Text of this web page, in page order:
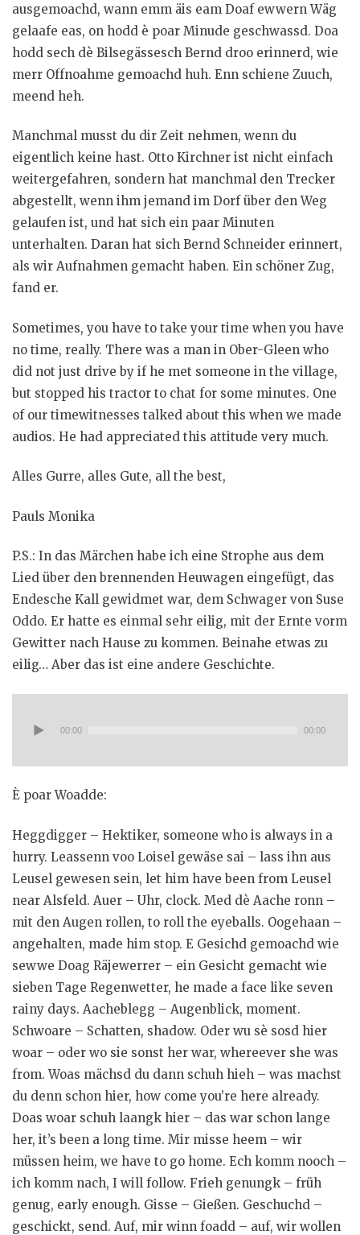
ausgemoachd, wann emm äis eam Doaf ewwern Wäg
gelaafe eas, on hodd è poar Minude geschwassd. Doa
hodd sech dè Bilsegässesch Bernd droo erinnerd, wie
merr Offnoahme gemoachd huh. Enn schiene Zuuch,
meend heh.
Manchmal musst du dir Zeit nehmen, wenn du
eigentlich keine hast. Otto Kirchner ist nicht einfach
weitergefahren, sondern hat manchmal den Trecker
abgestellt, wenn ihm jemand im Dorf über den Weg
gelaufen ist, und hat sich ein paar Minuten
unterhalten. Daran hat sich Bernd Schneider erinnert,
als wir Aufnahmen gemacht haben. Ein schöner Zug,
fand er.
Sometimes, you have to take your time when you have
no time, really. There was a man in Ober-Gleen who
did not just drive by if he met someone in the village,
but stopped his tractor to chat for some minutes. One
of our timewitnesses talked about this when we made
audios. He had appreciated this attitude very much.
Alles Gurre, alles Gute, all the best,
Pauls Monika
P.S.: In das Märchen habe ich eine Strophe aus dem
Lied über den brennenden Heuwagen eingefügt, das
Endesche Kall gewidmet war, dem Schwager von Suse
Oddo. Er hatte es einmal sehr eilig, mit der Ernte vorm
Gewitter nach Hause zu kommen. Beinahe etwas zu
eilig… Aber das ist eine andere Geschichte.
Player
00:00 00:00
È poar Woadde:
Heggdigger – Hektiker, someone who is always in a
hurry. Leassenn voo Loisel gewäse sai – lass ihn aus
Leusel gewesen sein, let him have been from Leusel
near Alsfeld. Auer – Uhr, clock. Med dè Aache ronn –
mit den Augen rollen, to roll the eyeballs. Oogehaan –
angehalten, made him stop. E Gesichd gemoachd wie
sewwe Doag Räjewerrer – ein Gesicht gemacht wie
sieben Tage Regenwetter, he made a face like seven
rainy days. Aacheblegg – Augenblick, moment.
Schwoare – Schatten, shadow. Oder wu sè sosd hier
woar – oder wo sie sonst her war, whereever she was
from. Woas mächsd du dann schuh hieh – was machst
du denn schon hier, how come you’re here already.
Doas woar schuh laangk hier – das war schon lange
her, it’s been a long time. Mir misse heem – wir
müssen heim, we have to go home. Ech komm nooch –
ich komm nach, I will follow. Frieh genungk – früh
genug, early enough. Gisse – Gießen. Geschuchd –
geschickt, send. Auf, mir winn foadd – auf, wir wollen